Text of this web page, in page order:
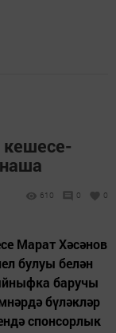
кешесе-
610 0 0
Марат Хәсәнов
булуы белән
баручы
бүләкләр
спонсорлык